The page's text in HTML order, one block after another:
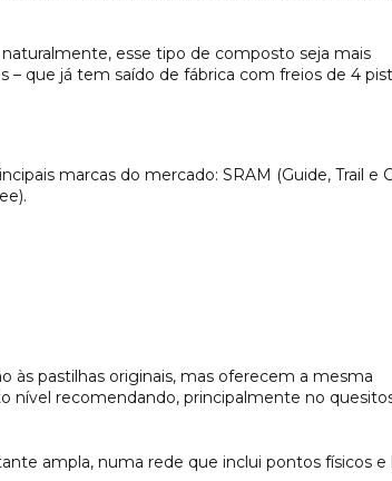
esse tipo de composto seja mais
– que já tem saído de fábrica com freios de 4
marcas do mercado: SRAM (Guide, Trail e
às pastilhas originais, mas oferecem a mesma
nível recomendando, principalmente no
ampla, numa rede que inclui pontos físicos e